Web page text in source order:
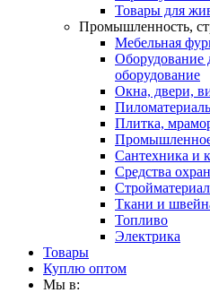
Товары для
Промышленность,
Мебельная
Оборудование
оборудование
Окна, двери,
Плитка,
Промышленное
Сантехника и
Средства
Ткани и
Топливо
Электрика
Товары
Куплю оптом
Мы в: